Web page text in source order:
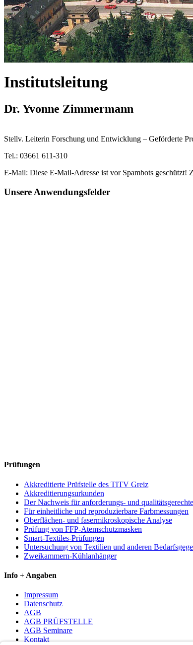
Institutsleitung
Dr. Yvonne Zimmermann
Stellv. Leiterin Forschung und Entwicklung – Geförderte
Tel.: 03661 611-310
E-Mail: Diese E-Mail-Adresse ist vor Spambots geschützt!
Unsere Anwendungsfelder
Prüfungen
Akkreditierte Prüfstelle des TITV Greiz
Akkreditierungsurkunden
Der Nachweis für anforderungs- und
Für einheitliche und reproduzierbare Farbmessungen
Oberflächen- und fasermikroskopische Analyse
Prüfung von FFP-Atemschutzmasken
Smart-Textiles-Prüfungen
Untersuchung von Textilien und anderen
Zweikammern-Kühlanhänger
Info + Angaben
Impressum
Datenschutz
AGB
AGB PRÜFSTELLE
AGB Seminare
Kontakt